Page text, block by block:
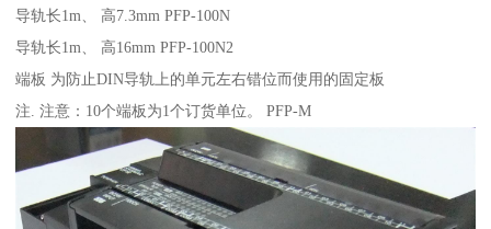
导轨长1m、 高7.3mm PFP-100N
导轨长1m、 高16mm PFP-100N2
端板 为防止DIN导轨上的单元左右错位而使用的固定板
注. 注意：10个端板为1个订货单位。 PFP-M